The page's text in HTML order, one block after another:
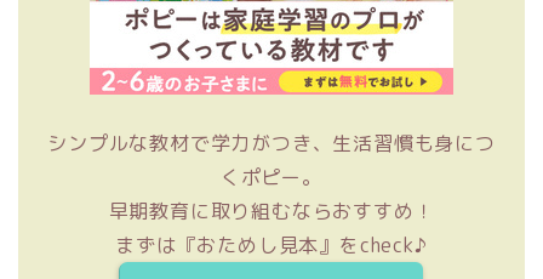
シンプルな教材で学力がつき、生活習慣も身につ
くポピー。
早期教育に取り組むならおすすめ！
まずは『おためし見本』をcheck♪